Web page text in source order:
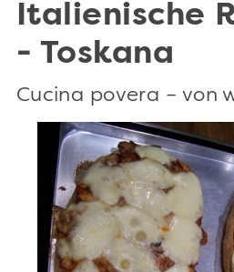
Italienische
- Toskana
Cucina povera – von